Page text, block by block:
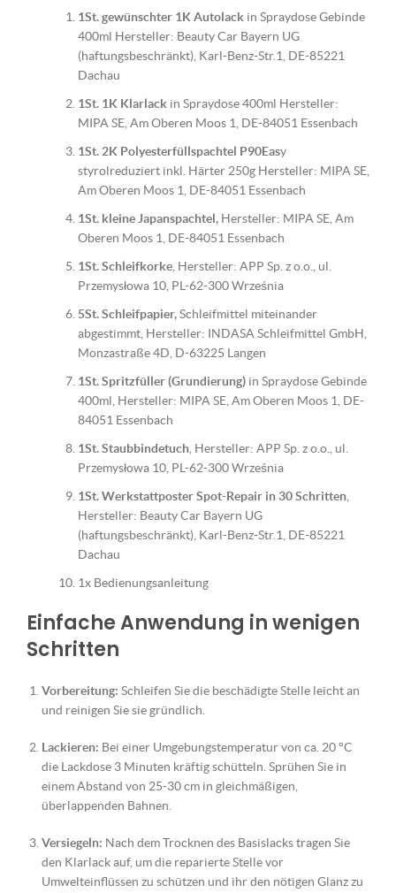
1St. gewünschter 1K Autolack in Spraydose Gebinde
400ml Hersteller: Beauty Car Bayern UG
(haftungsbeschränkt), Karl-Benz-Str.1, DE-85221
Dachau
1St. 1K Klarlack in Spraydose 400ml Hersteller:
MIPA SE, Am Oberen Moos 1, DE-84051 Essenbach
1St. 2K Polyesterfüllspachtel P90Easy
styrolreduziert inkl. Härter 250g Hersteller: MIPA SE,
Am Oberen Moos 1, DE-84051 Essenbach
1St. kleine Japanspachtel, Hersteller: MIPA SE, Am
Oberen Moos 1, DE-84051 Essenbach
1St. Schleifkorke , Hersteller: APP Sp. z o.o., ul.
Przemysłowa 10, PL-62-300 Września
5St. Schleifpapier,Schleifmittel miteinander
abgestimmt, Hersteller: INDASA Schleifmittel GmbH,
Monzastraße 4D, D-63225 Langen
1St. Spritzfüller (Grundierung) in Spraydose Gebinde
400ml, Hersteller: MIPA SE, Am Oberen Moos 1, DE-
84051 Essenbach
1St. Staubbindetuch , Hersteller: APP Sp. z o.o., ul.
Przemysłowa 10, PL-62-300 Września
1St. Werkstattposter Spot-Repair in 30 Schritten
Hersteller: Beauty Car Bayern UG
(haftungsbeschränkt), Karl-Benz-Str.1, DE-85221
Dachau
1x Bedienungsanleitung
Einfache Anwendung in wenigen
Schritten
Vorbereitung: Schleifen Sie die beschädigte Stelle leicht an
und reinigen Sie sie gründlich.
Lackieren: Bei einer Umgebungstemperatur von ca. 20 °C
die Lackdose 3 Minuten kräftig schütteln. Sprühen Sie in
einem Abstand von 25-30 cm in gleichmäßigen,
überlappenden Bahnen.
Versiegeln: Nach dem Trocknen des Basislacks tragen Sie
den Klarlack auf, um die reparierte Stelle vor
Umwelteinflüssen zu schützen und ihr den nötigen Glanz zu